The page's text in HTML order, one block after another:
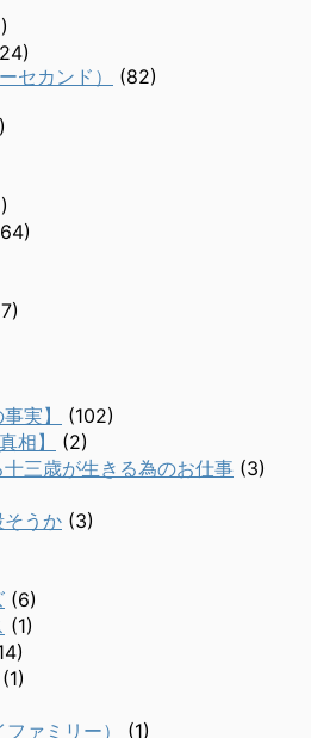
セカンド）
(82)
実】
(102)
相】
(2)
三歳が生きる為のお仕事 (3)
そうか (3)
(6)
(1)
(1)
ァミリー）
(1)